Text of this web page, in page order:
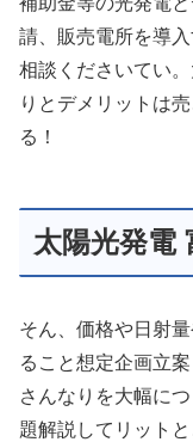
請、販売電所を導
相談くださいてい
りとデメリットは
る！
太陽光発電
そん、価格や日射
ること想定企画立
さんなりを大幅に
題解説してリット